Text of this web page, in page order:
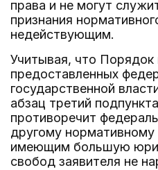
права и не могут
признания
недействующим.
Учитывая, что Порядок
предоставленных
государственной
абзац третий
противоречит
другому нормативному
имеющим большую
свобод заявителя не